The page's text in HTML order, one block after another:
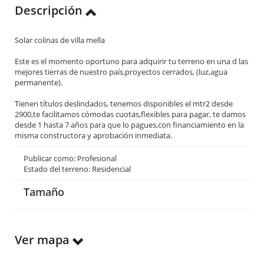
Descripción
Solar colinas de villa mella
Este es el momento oportuno para adquirir tu terreno en una d las
mejores tierras de nuestro país,proyectos cerrados, (luz,agua
permanente).
Tienen títulos deslindados, tenemos disponibles el mtr2 desde
2900,te facilitamos cómodas cuotas,flexibles para pagar, te damos
desde 1 hasta 7 años para que lo pagues,con financiamiento en la
misma constructora y aprobación inmediata.
Publicar como: Profesional
Estado del terreno: Residencial
Tamaño
Ver mapa